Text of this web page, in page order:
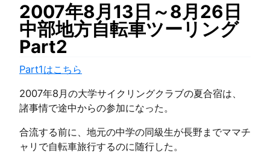
2007年8月13日～8月26日
中部地方自転車ツーリング
Part2
Part1はこちら
2007年8月の大学サイクリングクラブの夏合宿は、
諸事情で途中からの参加になった。
合流する前に、地元の中学の同級生が長野までママチ
ャリで自転車旅行するのに随行した。